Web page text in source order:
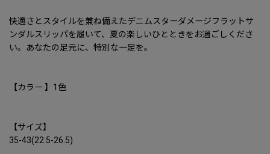
快適さとスタイルを兼ね備えたデニムスターダメージフラットサ
ンダルスリッパを履いて、夏の楽しいひとときをお過ごしくださ
い。あなたの足元に、特別な一足を。
【カラー 】1色
【サイズ】
35-43(22.5-26.5)